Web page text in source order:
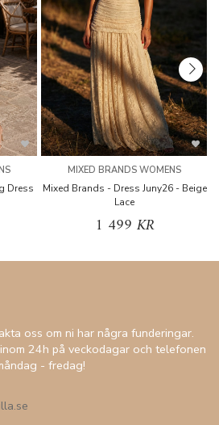
Dress
MIXED BRANDS WOMENS
Mixed Brands - Dress Juny26 - Beige
Lace
1 499 KR
oss om ni har några funderingar.
24h på veckodagar och telefonen
- fredag!